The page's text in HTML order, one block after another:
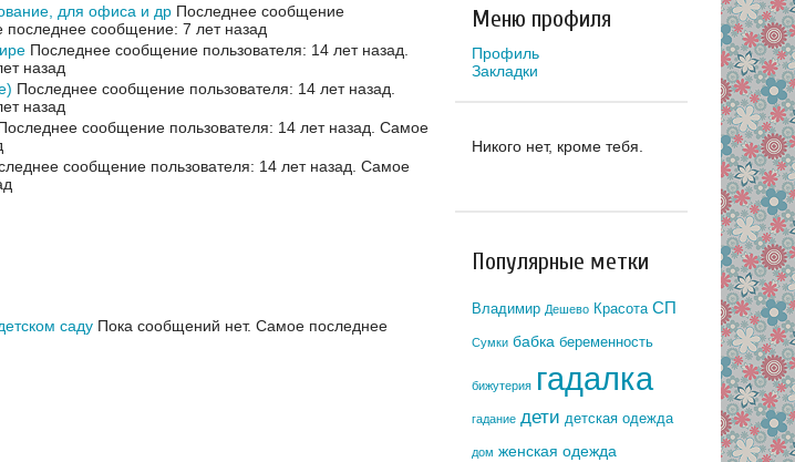
для офиса и др Последнее сообщение
сообщение: 7 лет назад
Последнее сообщение пользователя: 14 лет назад.
назад
Последнее сообщение пользователя: 14 лет назад.
назад
сообщение пользователя: 14 лет назад. Самое
сообщение пользователя: 14 лет назад. Самое
саду Пока сообщений нет. Самое последнее
Меню профиля
Профиль
Закладки
Никого нет, кроме тебя.
Популярные метки
Владимир Дешево Красота СП
Сумки бабка беременность
бижутерия гадалка
гадание дети детская одежда
дом женская одежда